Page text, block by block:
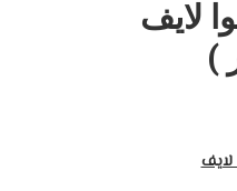
لايف
)
لايف